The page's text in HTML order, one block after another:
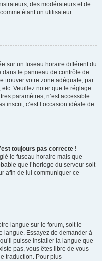
des modérateurs et de
étant un utilisateur
sur un fuseau horaire différent du
dans le panneau de contrôle de
trouver votre zone adéquate, par
Veuillez noter que le réglage
paramètres, n’est accessible
inscrit, c’est l’occasion idéale de
toujours pas correcte !
le fuseau horaire mais que
que l’horloge du serveur soit
afin de lui communiquer ce
langue sur le forum, soit le
langue. Essayez de demander à
puisse installer la langue que
pas, vous êtes libre de vous
traduction. Pour plus